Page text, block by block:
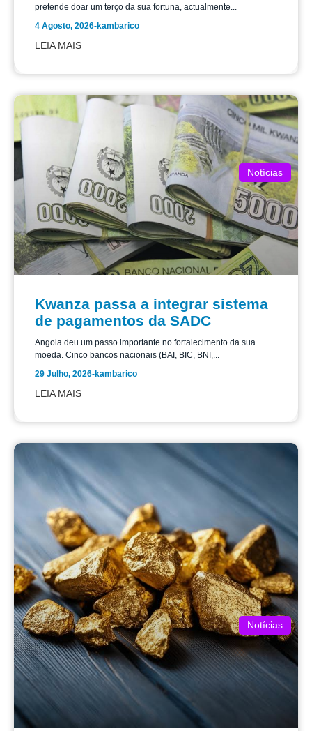
pretende doar um terço da sua fortuna, actualmente...
4 Agosto, 2026-kambarico
LEIA MAIS
Notícias
Kwanza passa a integrar sistema
de pagamentos da SADC
Angola deu um passo importante no fortalecimento da sua
moeda. Cinco bancos nacionais (BAI, BIC, BNI,...
29 Julho, 2026-kambarico
LEIA MAIS
Notícias